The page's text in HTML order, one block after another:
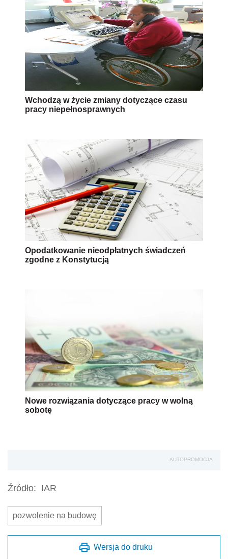
Wchodzą w życie zmiany dotyczące czasu
pracy niepełnosprawnych
Opodatkowanie nieodpłatnych świadczeń
zgodne z Konstytucją
Nowe rozwiązania dotyczące pracy w wolną
sobotę
AUTOPROMOCJA
Źródło: IAR
pozwolenie na budowę
Wersja do druku